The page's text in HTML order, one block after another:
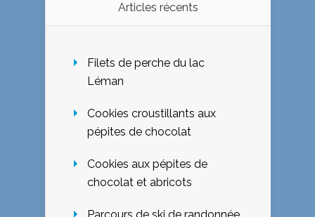
Articles récents
Filets de perche du lac
Léman
Cookies croustillants aux
pépites de chocolat
Cookies aux pépites de
chocolat et abricots